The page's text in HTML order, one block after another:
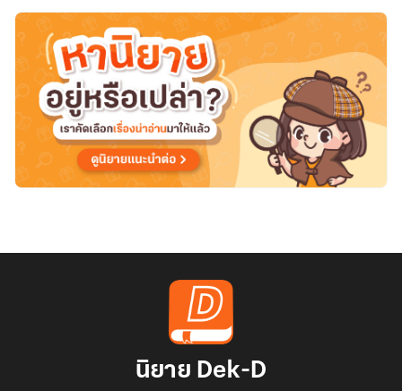
สวย
ความ
ลับ
บาง
อย่าง
น้อง
นิยาย Dek-D